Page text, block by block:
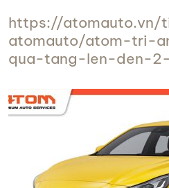
https://atomauto.vn/
atomauto/atom-tri-
qua-tang-len-den-